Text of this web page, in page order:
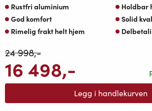
Rustfri aluminium
Holdbar
God komfort
Solid
Rimelig frakt helt hjem
24 998,-
16 498,-
Legg i handlekurven